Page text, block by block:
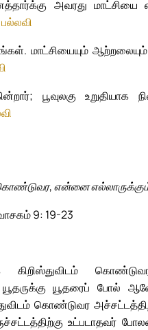
அவரது மாட்சியை
பல்லவி
மாட்சியையும்
பூவுலகு உறுதியாக
கொண்டுவர, என்னை
வாசகம் 9: 19-23
கிறிஸ்துவிடம்
யூதரைப் போல்
கொண்டுவர